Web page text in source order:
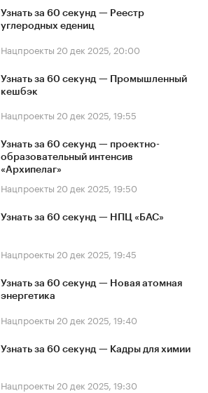
Узнать за 60 секунд — Реестр
углеродных едениц
Нацпроекты 20 дек 2025, 20:00
Узнать за 60 секунд — Промышленный
кешбэк
Нацпроекты 20 дек 2025, 19:55
Узнать за 60 секунд — проектно-
образовательный интенсив
«Архипелаг»
Нацпроекты 20 дек 2025, 19:50
Узнать за 60 секунд — НПЦ «БАС»
Нацпроекты 20 дек 2025, 19:45
Узнать за 60 секунд — Новая атомная
энергетика
Нацпроекты 20 дек 2025, 19:40
Узнать за 60 секунд — Кадры для химии
Нацпроекты 20 дек 2025, 19:30